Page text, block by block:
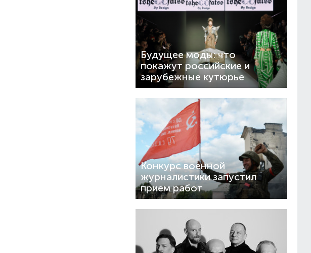
Будущее моды: что
покажут российские и
зарубежные кутюрье
Конкурс военной
журналистики запустил
прием работ